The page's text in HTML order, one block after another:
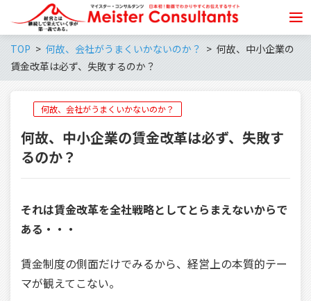
TOP 何故、会社がうまくいかないのか？
何故、中小企業の
賃金改革は必ず、失敗するのか？
何故、会社がうまくいかないのか？
何故、中小企業の賃金改革は必ず、失敗す
るのか？
それは賃金改革を全社戦略としてとらまえないからで
ある・・・
賃金制度の側面だけでみるから、経営上の本質的テー
マが観えてこない。